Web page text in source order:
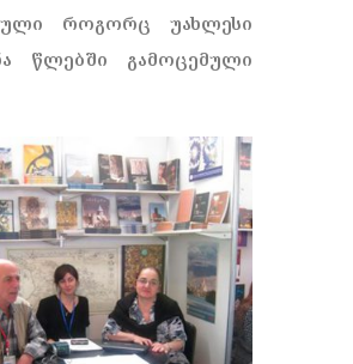
როგორც უახლესი
წლებში გამოცემული